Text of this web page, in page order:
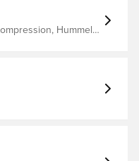
Rückenbereich
aus:
Hummel,